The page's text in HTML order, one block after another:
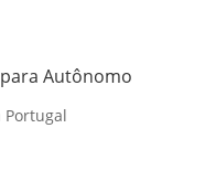
Autônomo